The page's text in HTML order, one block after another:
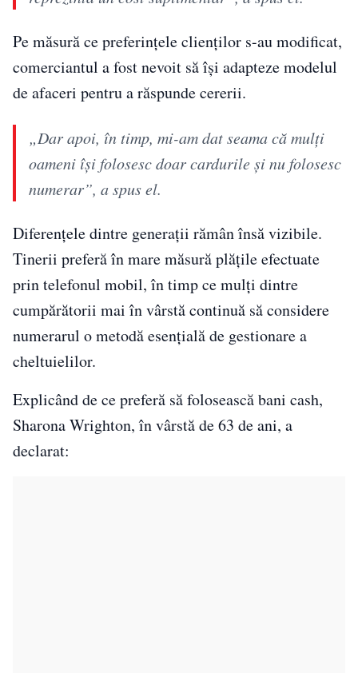
Pe măsură ce preferințele clienților s-au modificat,
comerciantul a fost nevoit să își adapteze modelul
de afaceri pentru a răspunde cererii.
„Dar apoi, în timp, mi-am dat seama că mulți
oameni își folosesc doar cardurile și nu folosesc
numerar”, a spus el.
Diferențele dintre generații rămân însă vizibile.
Tinerii preferă în mare măsură plățile efectuate
prin telefonul mobil, în timp ce mulți dintre
cumpărătorii mai în vârstă continuă să considere
numerarul o metodă esențială de gestionare a
cheltuielilor.
Explicând de ce preferă să folosească bani cash,
Sharona Wrighton, în vârstă de 63 de ani, a
declarat: